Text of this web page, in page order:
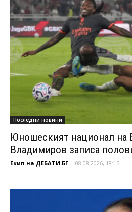
Последни новини
Юношеският национал на
Владимиров записа
Екип на ДЕБАТИ.БГ - 08.08.2026, 18:15